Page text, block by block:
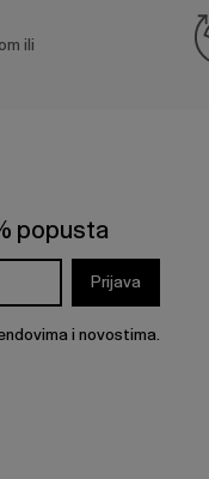
ili
popusta
Prijava
i novostima.